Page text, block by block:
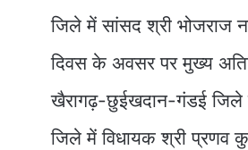
जिले में सांसद श्री भोजराज
दिवस के अवसर पर मुख्य
खैरागढ़-छुईखदान-गंडई जिले
जिले में विधायक श्री प्रणव